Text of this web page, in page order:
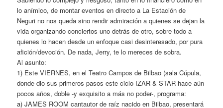
lo anímico, de montar eventos en directo a La Estación de
Neguri no nos queda sino rendir admiración a quienes se dejan la
vida organizando conciertos uno detrás de otro, sobre todo a
quienes lo hacen desde un enfoque casi desinteresado, por pura
afición/devoción. De nada, Jerry, te lo mereces de sobra.
Al asunto:
1) Este VIERNES, en el Teatro Campos de Bilbao (sala Cúpula,
donde dio sus primeros pasos este ciclo IZAR & STAR hace aún
pocos años, doble -y exquisito a más no poder-, programa:
a) JAMES ROOM cantautor de raíz nacido en Bilbao, presentará